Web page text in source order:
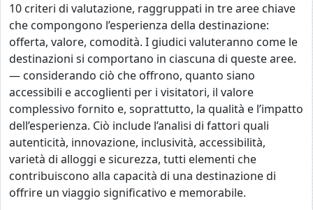
10 criteri di valutazione, raggruppati in tre aree chiave
che compongono l’esperienza della destinazione:
offerta, valore, comodità. I giudici valuteranno come le
destinazioni si comportano in ciascuna di queste aree.
— considerando ciò che offrono, quanto siano
accessibili e accoglienti per i visitatori, il valore
complessivo fornito e, soprattutto, la qualità e l’impatto
dell’esperienza. Ciò include l’analisi di fattori quali
autenticità, innovazione, inclusività, accessibilità,
varietà di alloggi e sicurezza, tutti elementi che
contribuiscono alla capacità di una destinazione di
offrire un viaggio significativo e memorabile.